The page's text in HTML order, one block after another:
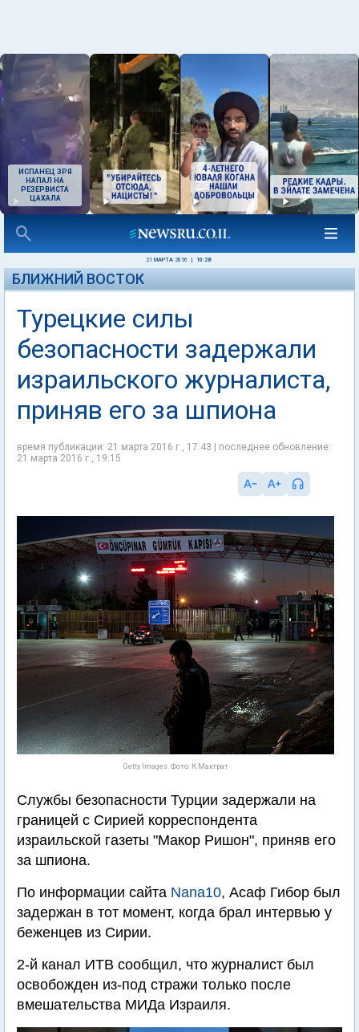
ИСПАНЕЦ ЗРЯ
НАПАЛ НА
РЕЗЕРВИСТА
ЦАХАЛА
21 МАРТА 2016 10:28
БЛИЖНИЙ ВОСТОК
Турецкие силы
безопасности задержали
израильского журналиста,
приняв его за шпиона
время публикации: 21 марта 2016 г., 17:43 | последнее обновление:
21 марта 2016 г., 19:15
Getty Images. Фото: К.Макграт
Службы безопасности Турции задержали на
границей с Сирией корреспондента
израильской газеты "Макор Ришон", приняв его
за шпиона.
По информации сайта Nana10, Асаф Гибор был
задержан в тот момент, когда брал интервью у
беженцев из Сирии.
2-й канал ИТВ сообщил, что журналист был
освобожден из-под стражи только после
вмешательства МИДа Израиля.